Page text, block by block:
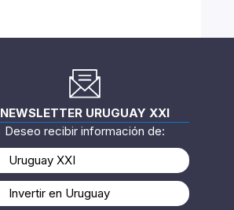
NEWSLETTER URUGUAY XXI
Deseo recibir información de:
Uruguay XXI
Invertir en Uruguay